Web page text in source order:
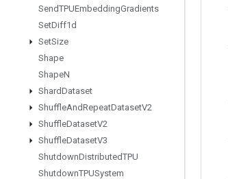
SendTPUEmbeddingGradients
SetDiff1d
SetSize
Shape
ShapeN
ShardDataset
ShuffleAndRepeatDatasetV2
ShuffleDatasetV2
ShuffleDatasetV3
ShutdownDistributedTPU
ShutdownTPUSystem